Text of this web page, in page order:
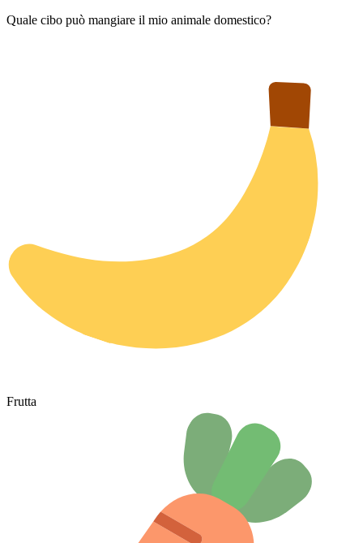
Quale cibo può mangiare il mio animale domestico?
Frutta